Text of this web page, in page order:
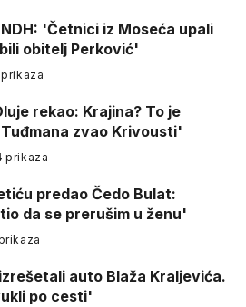
'Četnici iz Moseća upali
obitelj Perković'
prikaza
rekao: Krajina? To je
zvao Krivousti'
prikaza
predao Čedo Bulat:
da se prerušim u ženu'
auto Blaža Kraljevića.
po cesti'